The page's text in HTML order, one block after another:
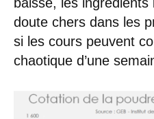
doute chers dans les
si les cours peuvent
chaotique d’une